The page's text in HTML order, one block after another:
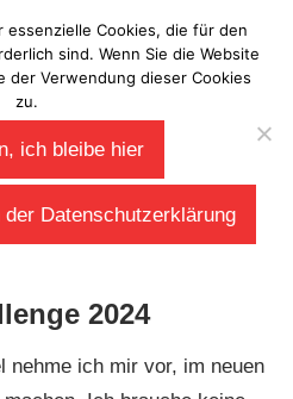
Laberladen
2024
nehme ich mir vor, im neuen
essenzielle Cookies, die für den
sind. Wenn Sie die Website
der Verwendung dieser Cookies
zu.
ich bleibe hier
Datenschutzerklärung